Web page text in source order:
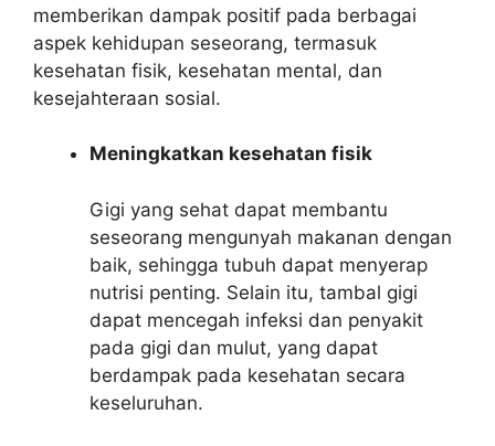
memberikan dampak positif pada berbagai
aspek kehidupan seseorang, termasuk
kesehatan fisik, kesehatan mental, dan
kesejahteraan sosial.
Meningkatkan kesehatan fisik
Gigi yang sehat dapat membantu
seseorang mengunyah makanan dengan
baik, sehingga tubuh dapat menyerap
nutrisi penting. Selain itu, tambal gigi
dapat mencegah infeksi dan penyakit
pada gigi dan mulut, yang dapat
berdampak pada kesehatan secara
keseluruhan.